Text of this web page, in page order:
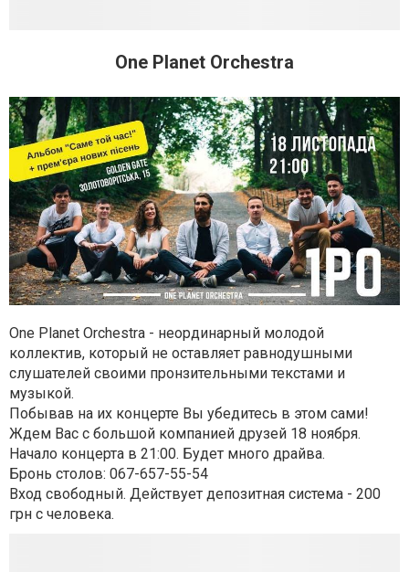
One Planet Orchestra
One Planet Orchestra - неординарный молодой
коллектив, который не оставляет равнодушными
слушателей своими пронзительными текстами и
музыкой.
Побывав на их концерте Вы убедитесь в этом сами!
Ждем Вас с большой компанией друзей 18 ноября.
Начало концерта в 21:00. Будет много драйва.
Бронь столов: 067-657-55-54
Вход свободный. Действует депозитная система - 200
грн с человека.